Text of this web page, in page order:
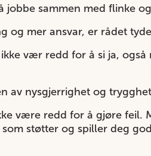
jobbe sammen med flinke
og mer ansvar, er rådet
vær redd for å si ja,
av nysgjerrighet og
være redd for å gjøre
støtter og spiller deg